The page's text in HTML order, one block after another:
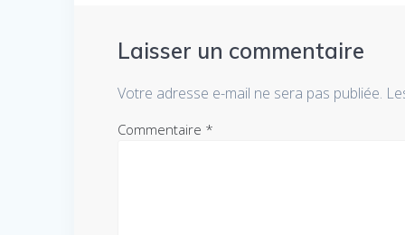
Laisser un commentaire
Votre adresse e-mail ne sera pas publiée.
Commentaire *